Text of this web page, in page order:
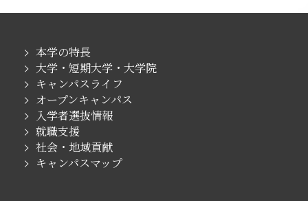
本学の特長
大学・短期大学・大学院
キャンパスライフ
オープンキャンパス
入学者選抜情報
就職支援
社会・地域貢献
キャンパスマップ